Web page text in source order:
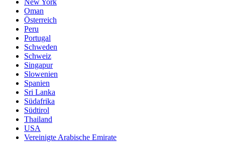
New York
Oman
Österreich
Peru
Portugal
Schweden
Schweiz
Singapur
Slowenien
Spanien
Sri Lanka
Südafrika
Südtirol
Thailand
USA
Vereinigte Arabische Emirate